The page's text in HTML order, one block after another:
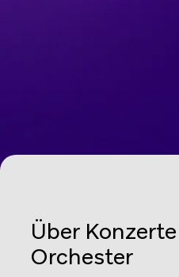
Über
Orchester